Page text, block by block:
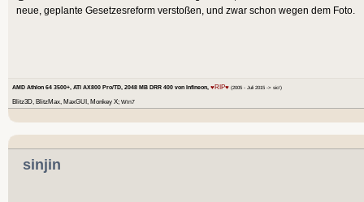
neue, geplante Gesetzesreform verstoßen, und zwar schon wegen dem Foto.
AMD Athlon 64 3500+, ATI AX800 Pro/TD, 2048 MB DRR 400 von Infineon, ♥RIP♥ (2005 - Juli 2015 -> sic!)
Blitz3D, BlitzMax, MaxGUI, Monkey X; Win7
sinjin